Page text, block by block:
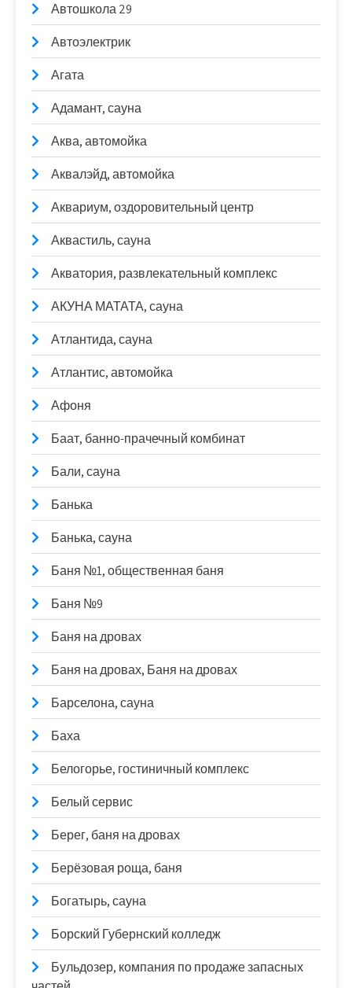
Автошкола 29
Автоэлектрик
Агата
Адамант, сауна
Аква, автомойка
Аквалэйд, автомойка
Аквариум, оздоровительный центр
Аквастиль, сауна
Акватория, развлекательный комплекс
АКУНА МАТАТА, сауна
Атлантида, сауна
Атлантис, автомойка
Афоня
Баат, банно-прачечный комбинат
Бали, сауна
Банька
Банька, сауна
Баня №1, общественная баня
Баня №9
Баня на дровах
Баня на дровах, Баня на дровах
Барселона, сауна
Баха
Белогорье, гостиничный комплекс
Белый сервис
Берег, баня на дровах
Берёзовая роща, баня
Богатырь, сауна
Борский Губернский колледж
Бульдозер, компания по продаже запасных